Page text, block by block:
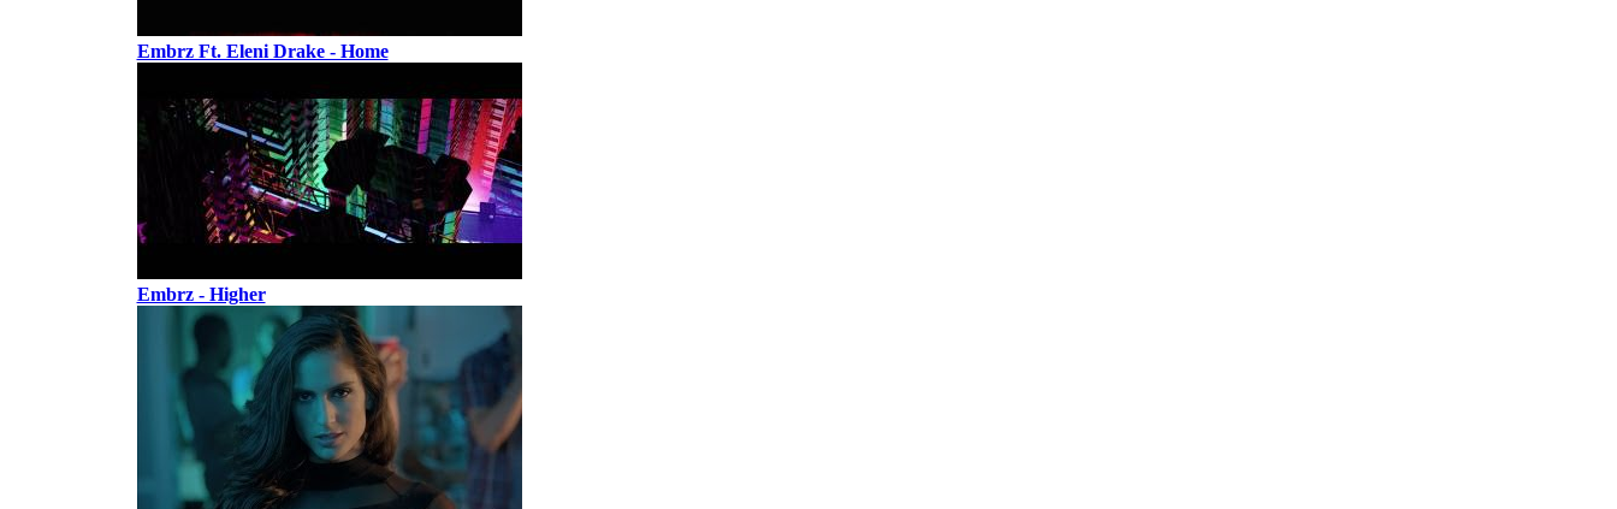
Embrz Ft. Eleni Drake - Home
Embrz - Higher